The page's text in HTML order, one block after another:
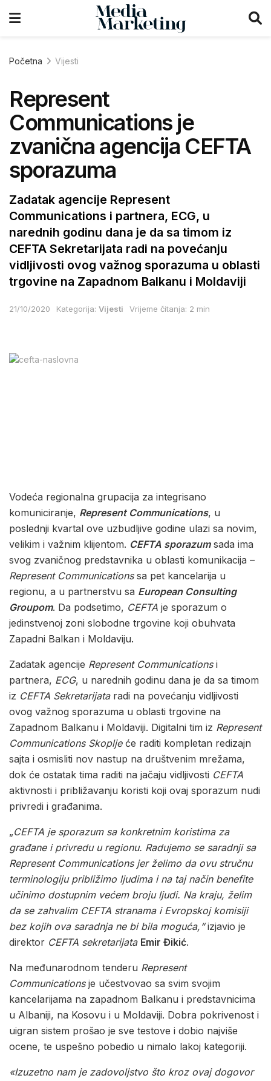
Početna Vijesti
Represent
Communications je
zvanična agencija CEFTA
sporazuma
Zadatak agencije Represent
Communications i partnera, ECG, u
narednih godinu dana je da sa timom iz
CEFTA Sekretarijata radi na povećanju
vidljivosti ovog važnog sporazuma u oblasti
trgovine na Zapadnom Balkanu i Moldaviji
21/10/2020 Kategorija: Vijesti Vrijeme čitanja: 2 min
Vodeća regionalna grupacija za integrisano
komuniciranje, Represent Communications, u
poslednji kvartal ove uzbudljive godine ulazi sa novim,
velikim i važnim klijentom. CEFTA sporazumsada ima
svog zvaničnog predstavnika u oblasti komunikacija –
Represent Communicationssa pet kancelarija u
regionu, a u partnerstvu sa European Consulting
Groupom. Da podsetimo, CEFTA je sporazum o
jedinstvenoj zoni slobodne trgovine koji obuhvata
Zapadni Balkan i Moldaviju.
Zadatak agencije Represent Communicationsi
partnera, ECG, u narednih godinu dana je da sa timom
iz CEFTA Sekretarijataradi na povećanju vidljivosti
ovog važnog sporazuma u oblasti trgovine na
Zapadnom Balkanu i Moldaviji. Digitalni tim iz Represent
Communications Skopljeće raditi kompletan redizajn
sajta i osmisliti nov nastup na društvenim mrežama,
dok će ostatak tima raditi na jačaju vidljivosti CEFTA
aktivnosti i približavanju koristi koji ovaj sporazum nudi
privredi i građanima.
„CEFTA je sporazum sa konkretnim koristima za
građane i privredu u regionu. Radujemo se saradnji sa
Represent Communications jer želimo da ovu stručnu
terminologiju približimo ljudima i na taj način benefite
učinimo dostupnim većem broju ljudi. Na kraju, želim
da se zahvalim CEFTA stranama i Evropskoj komisiji
bez kojih ova saradnja ne bi bila moguća,“izjavio je
direktor CEFTA sekretarijata Emir Đikić.
Na međunarodnom tenderu Represent
Communicationsje učestvovao sa svim svojim
kancelarijama na zapadnom Balkanu i predstavnicima
u Albaniji, na Kosovu i u Moldaviji. Dobra pokrivenost i
uigran sistem prošao je sve testove i dobio najviše
ocene, te uspešno pobedio u nimalo lakoj kategoriji.
«Izuzetno nam je zadovoljstvo što kroz ovaj dogovor